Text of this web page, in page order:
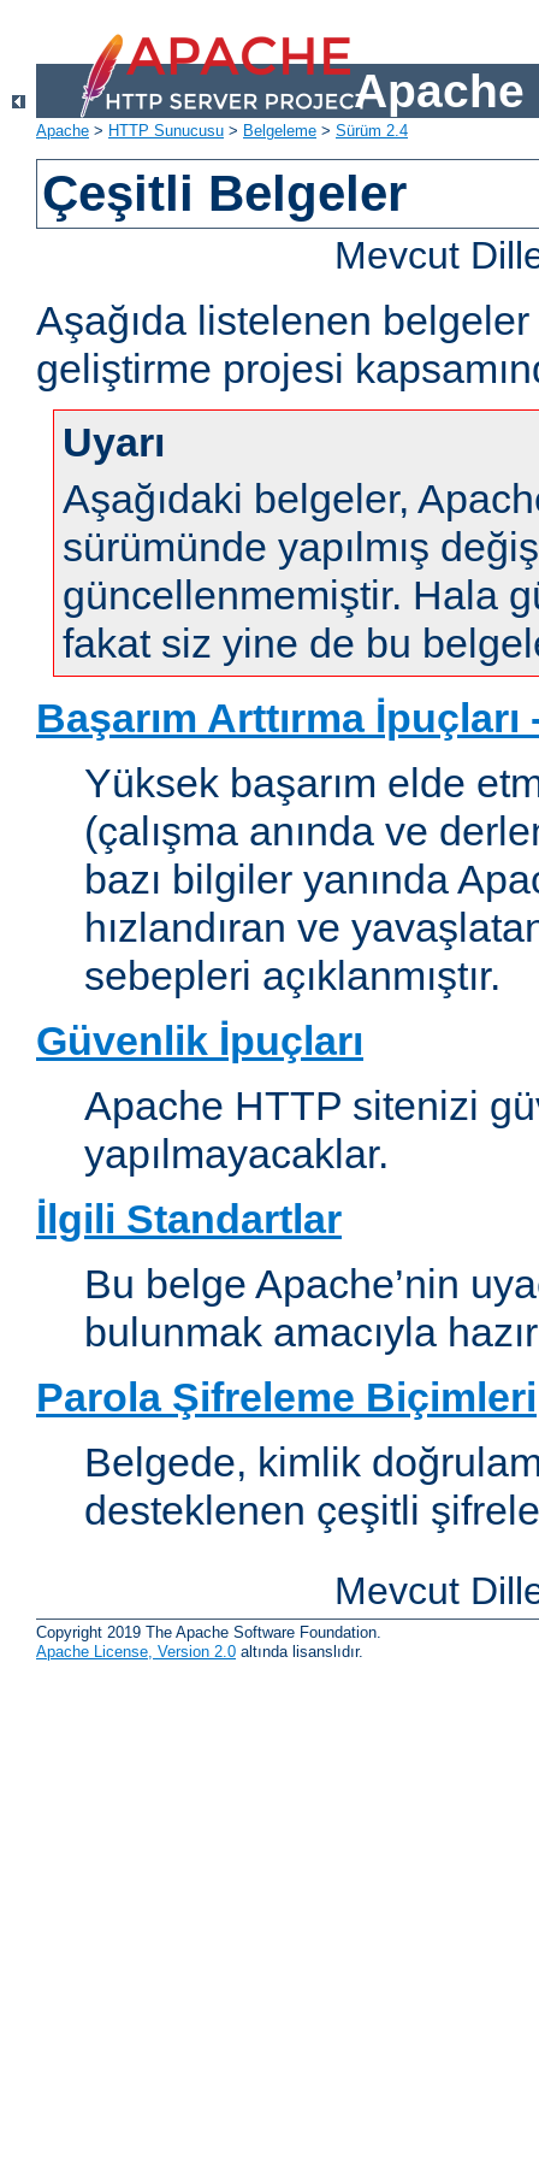
Apache
Apache > HTTP Sunucusu > Belgeleme > Sürüm 2.4
Çeşitli Belgeler
Mevcut
Aşağıda listelenen
geliştirme projesi
Uyarı
Aşağıdaki belgeler,
sürümünde yapılmış
güncellenmemiştir. Hala
fakat siz yine de bu
Başarım Arttırma
Yüksek başarım elde
(çalışma anında ve
bazı bilgiler yanında
hızlandıran ve
sebepleri açıklanmıştır.
Güvenlik İpuçları
Apache HTTP sitenizi
yapılmayacaklar.
İlgili Standartlar
Bu belge Apache’nin
bulunmak amacıyla
Parola Şifreleme Biçimleri
Belgede, kimlik
desteklenen çeşitli
Mevcut
Copyright 2019 The Apache Software Foundation.
Apache License, Version 2.0 altında lisanslıdır.